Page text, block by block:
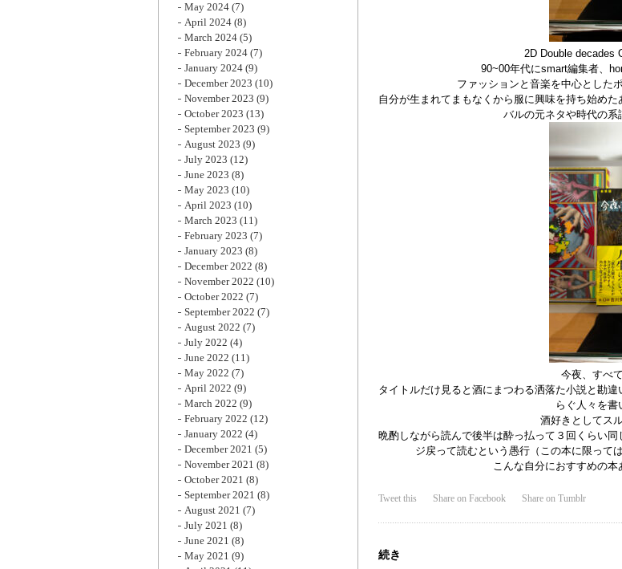
2D Double
90~00年代にsmart編集者、
ファッションと音楽を中心とした
自分が生まれてまもなくから服に興味を持ち始め
バルの元ネタや時代の系
今夜、すべ
タイトルだけ見ると酒にまつわる洒落た小説と勘
らぐ人々を書
酒好きとしてス
晩酌しながら読んで後半は酔っ払って３回くらい
ジ戻って読むという愚行（この本に限って
こんな自分におすすめの本
Tweet this Share on Facebook Share on Tumblr
続き
May 2024 (7)
April 2024 (8)
March 2024 (5)
February 2024 (7)
January 2024 (9)
December 2023 (10)
November 2023 (9)
October 2023 (13)
September 2023 (9)
August 2023 (9)
July 2023 (12)
June 2023 (8)
May 2023 (10)
April 2023 (10)
March 2023 (11)
February 2023 (7)
January 2023 (8)
December 2022 (8)
November 2022 (10)
October 2022 (7)
September 2022 (7)
August 2022 (7)
July 2022 (4)
June 2022 (11)
May 2022 (7)
April 2022 (9)
March 2022 (9)
February 2022 (12)
January 2022 (4)
December 2021 (5)
November 2021 (8)
October 2021 (8)
September 2021 (8)
August 2021 (7)
July 2021 (8)
June 2021 (8)
May 2021 (9)